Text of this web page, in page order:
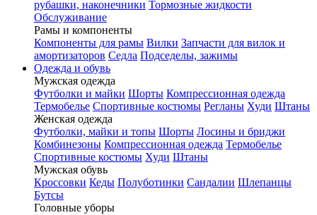
рубашки, наконечники Тормозные жидкости
Обслуживание
Рамы и компоненты
Компоненты для рамы Вилки Запчасти для вилок и
амортизаторов Седла Подседелы, зажимы
Одежда и обувь
Мужская одежда
Футболки и майки Шорты Компрессионная одежда
Термобелье Спортивные костюмы Регланы Худи Штаны
Женская одежда
Футболки, майки и топы Шорты Лосины и бриджи
Комбинезоны Компрессионная одежда Термобелье
Спортивные костюмы Худи Штаны
Мужская обувь
Кроссовки Кеды Полуботинки Сандалии Шлепанцы
Бутсы
Головные уборы